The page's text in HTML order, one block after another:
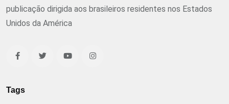
publicação dirigida aos brasileiros residentes nos Estados
Unidos da América
Tags